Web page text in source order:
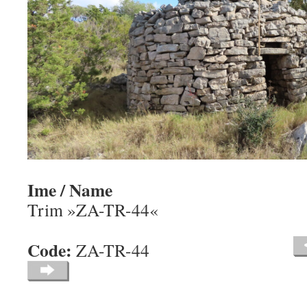
Ime / Name
Trim »ZA-TR-44«
Code: ZA-TR-44